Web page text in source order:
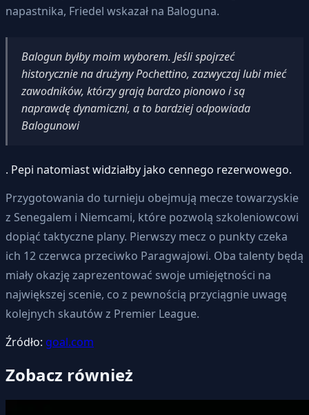
napastnika, Friedel wskazał na Baloguna.
Balogun byłby moim wyborem. Jeśli spojrzeć
historycznie na drużyny Pochettino, zazwyczaj lubi mieć
zawodników, którzy grają bardzo pionowo i są
naprawdę dynamiczni, a to bardziej odpowiada
Balogunowi
. Pepi natomiast widziałby jako cennego rezerwowego.
Przygotowania do turnieju obejmują mecze towarzyskie
z Senegalem i Niemcami, które pozwolą szkoleniowcowi
dopiąć taktyczne plany. Pierwszy mecz o punkty czeka
ich 12 czerwca przeciwko Paragwajowi. Oba talenty będą
miały okazję zaprezentować swoje umiejętności na
największej scenie, co z pewnością przyciągnie uwagę
kolejnych skautów z Premier League.
Źródło: goal.com
Zobacz również